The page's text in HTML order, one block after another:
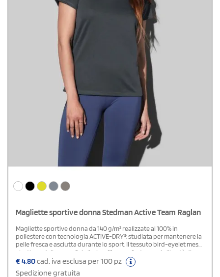
Magliette sportive donna Stedman Active Team Raglan
Magliette sportive donna da 140 g/m² realizzate al 100% in
poliestere con tecnologia ACTIVE-DRY®, studiata per mantenere la
pelle fresca e asciutta durante lo sport. Il tessuto bird-eyelet mesh,
elastico e dalla superficie liscia, offre comfort e ampia libertà di
movimento. Le maniche raglan migliorano la mobilità, mentre le
cuciture piatte a contrasto e il nastro decorativo interno al collo
€4,80cad. iva esclusa per 100 pz
Spedizione gratuita